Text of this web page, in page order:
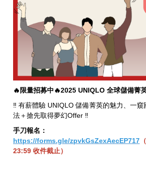
🔥限量招募中🔥2025 UNIQLO 全球儲備菁
‼️ 有薪體驗 UNIQLO 儲備菁英的魅力、一
法＋搶先取得夢幻Offer ‼️
手刀報名：
https://forms.gle/zpvkGsZexAecEP717
23:59 收件截止）